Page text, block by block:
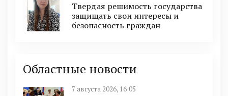
Твердая решимость государства
защищать свои интересы и
безопасность граждан
Областные новости
7 августа 2026, 16:05